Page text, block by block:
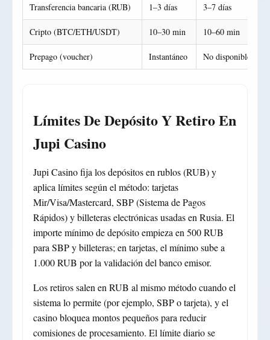
Transferencia bancaria (RUB) 1–3 días 3–7 días
Cripto (BTC/ETH/USDT) 10–30 min 10–60 min
Prepago (voucher) Instantáneo No disponible
Límites De Depósito Y Retiro En
Jupi Casino
Jupi Casino fija los depósitos en rublos (RUB) y
aplica límites según el método: tarjetas
Mir/Visa/Mastercard, SBP (Sistema de Pagos
Rápidos) y billeteras electrónicas usadas en Rusia. El
importe mínimo de depósito empieza en 500 RUB
para SBP y billeteras; en tarjetas, el mínimo sube a
1.000 RUB por la validación del banco emisor.
Los retiros salen en RUB al mismo método cuando el
sistema lo permite (por ejemplo, SBP o tarjeta), y el
casino bloquea montos pequeños para reducir
comisiones de procesamiento. El límite diario se